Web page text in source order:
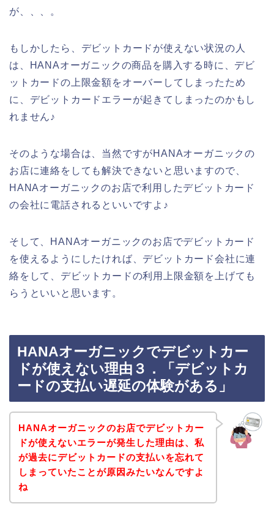
が、、、。
もしかしたら、デビットカードが使えない状況の人
は、HANAオーガニックの商品を購入する時に、デビ
ットカードの上限金額をオーバーしてしまったため
に、デビットカードエラーが起きてしまったのかもし
れません♪
そのような場合は、当然ですがHANAオーガニックの
お店に連絡をしても解決できないと思いますので、
HANAオーガニックのお店で利用したデビットカード
の会社に電話されるといいですよ♪
そして、HANAオーガニックのお店でデビットカード
を使えるようにしたければ、デビットカード会社に連
絡をして、デビットカードの利用上限金額を上げても
らうといいと思います。
HANAオーガニックでデビットカー
ドが使えない理由３．「デビットカ
ードの支払い遅延の体験がある」
HANAオーガニックのお店でデビットカー
ドが使えないエラーが発生した理由は、私
が過去にデビットカードの支払いを忘れて
しまっていたことが原因みたいなんですよ
ね